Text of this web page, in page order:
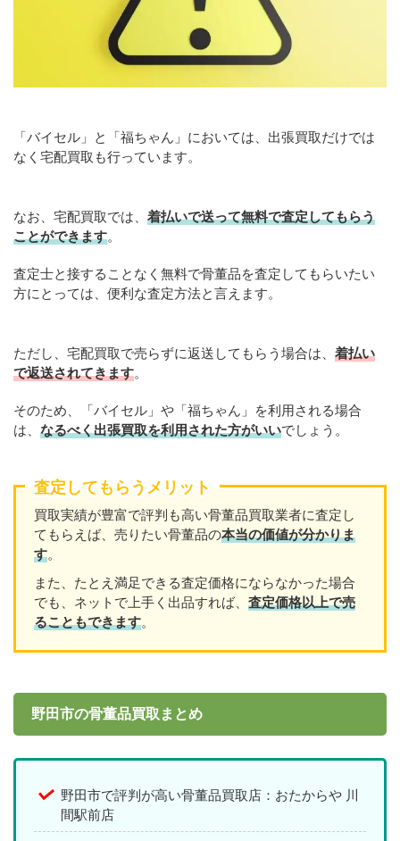
「バイセル」と「福ちゃん」においては、出張買取だけでは
なく宅配買取も行っています。
なお、宅配買取では、 着払いで送って無料で査定してもらう
ことができます。
査定士と接することなく無料で骨董品を査定してもらいたい
方にとっては、便利な査定方法と言えます。
ただし、宅配買取で売らずに返送してもらう場合は、 着払い
で返送されてきます。
そのため、「バイセル」や「福ちゃん」を利用される場合
は、 なるべく出張買取を利用された方がいいでしょう。
査定してもらうメリット
買取実績が豊富で評判も高い骨董品買取業者に査定し
てもらえば、売りたい骨董品の本当の価値が分かりま
す。
また、たとえ満足できる査定価格にならなかった場合
でも、ネットで上手く出品すれば、 査定価格以上で売
ることもできます。
野田市の骨董品買取まとめ
野田市で評判が高い骨董品買取店：おたからや 川
間駅前店